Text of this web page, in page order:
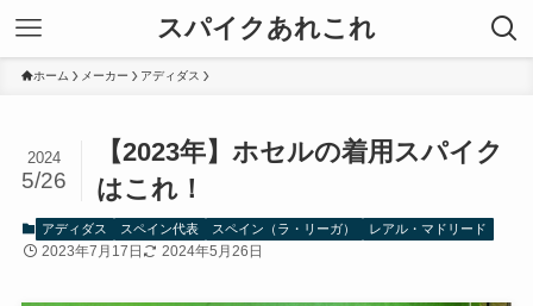
スパイクあれこれ
ホーム メーカー アディダス
【2023年】ホセルの着用スパイク
はこれ！
2024
5/26
アディダス スペイン代表 スペイン（ラ・リーガ） レアル・マドリード
2023年7月17日 2024年5月26日